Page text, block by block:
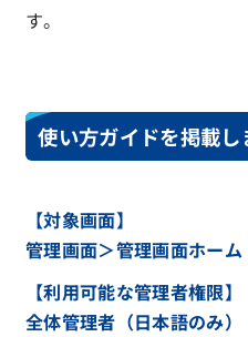
す。
使い方ガイドを掲載し
【対象画面】
管理画面＞管理画面ホーム
【利用可能な管理者権限】
全体管理者（日本語のみ）